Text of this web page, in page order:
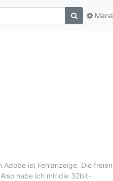
ist Fehlanzeige. Die freien
habe ich mir die 32bit-